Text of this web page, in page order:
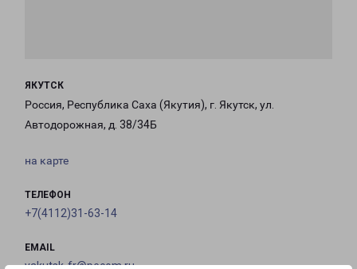
ЯКУТСК
Россия, Республика Саха (Якутия), г. Якутск, ул.
Автодорожная, д. 38/34Б
на карте
ТЕЛЕФОН
+7(4112)31-63-14
EMAIL
yakutsk-fr@pecom.ru